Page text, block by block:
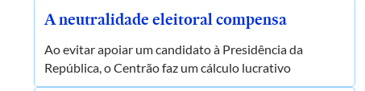
A neutralidade eleitoral compensa
Ao evitar apoiar um candidato à Presidência da
República, o Centrão faz um cálculo lucrativo